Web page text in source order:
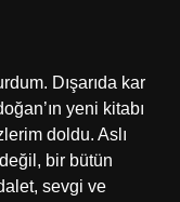
Dışarıda kar
yeni kitabı
doldu. Aslı
bir bütün
sevgi ve